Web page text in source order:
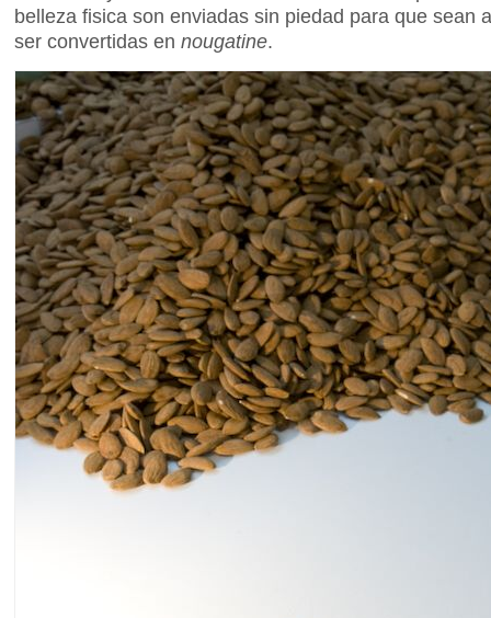
belleza fisica son enviadas sin piedad para que sean
ser convertidas en nougatine.